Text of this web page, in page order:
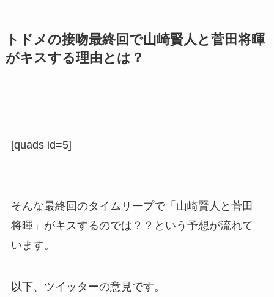
トドメの接吻最終回で山崎賢人と菅田将暉
がキスする理由とは？
[quads id=5]
そんな最終回のタイムリープで「山崎賢人と菅田
将暉」がキスするのでは？？という予想が流れて
います。
以下、ツイッターの意見です。